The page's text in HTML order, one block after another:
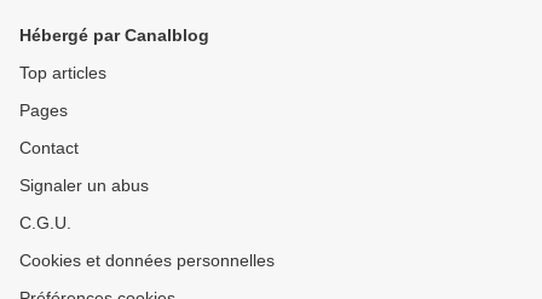
Hébergé par Canalblog
Top articles
Pages
Contact
Signaler un abus
C.G.U.
Cookies et données personnelles